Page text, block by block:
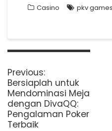
Casino pkv games
Post
Previous:Previous
post:
Bersiaplah untuk
Mendominasi Meja
dengan DivaQQ:
Pengalaman Poker
Terbaik